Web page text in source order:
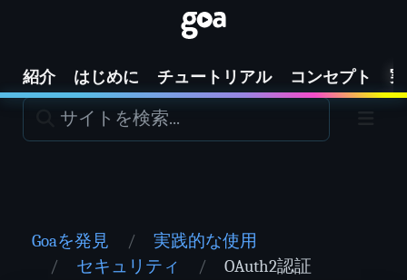
紹介 はじめに チュートリアル コンセプト
Goaを発見
実践的な使用
セキュリティ
OAuth2認証